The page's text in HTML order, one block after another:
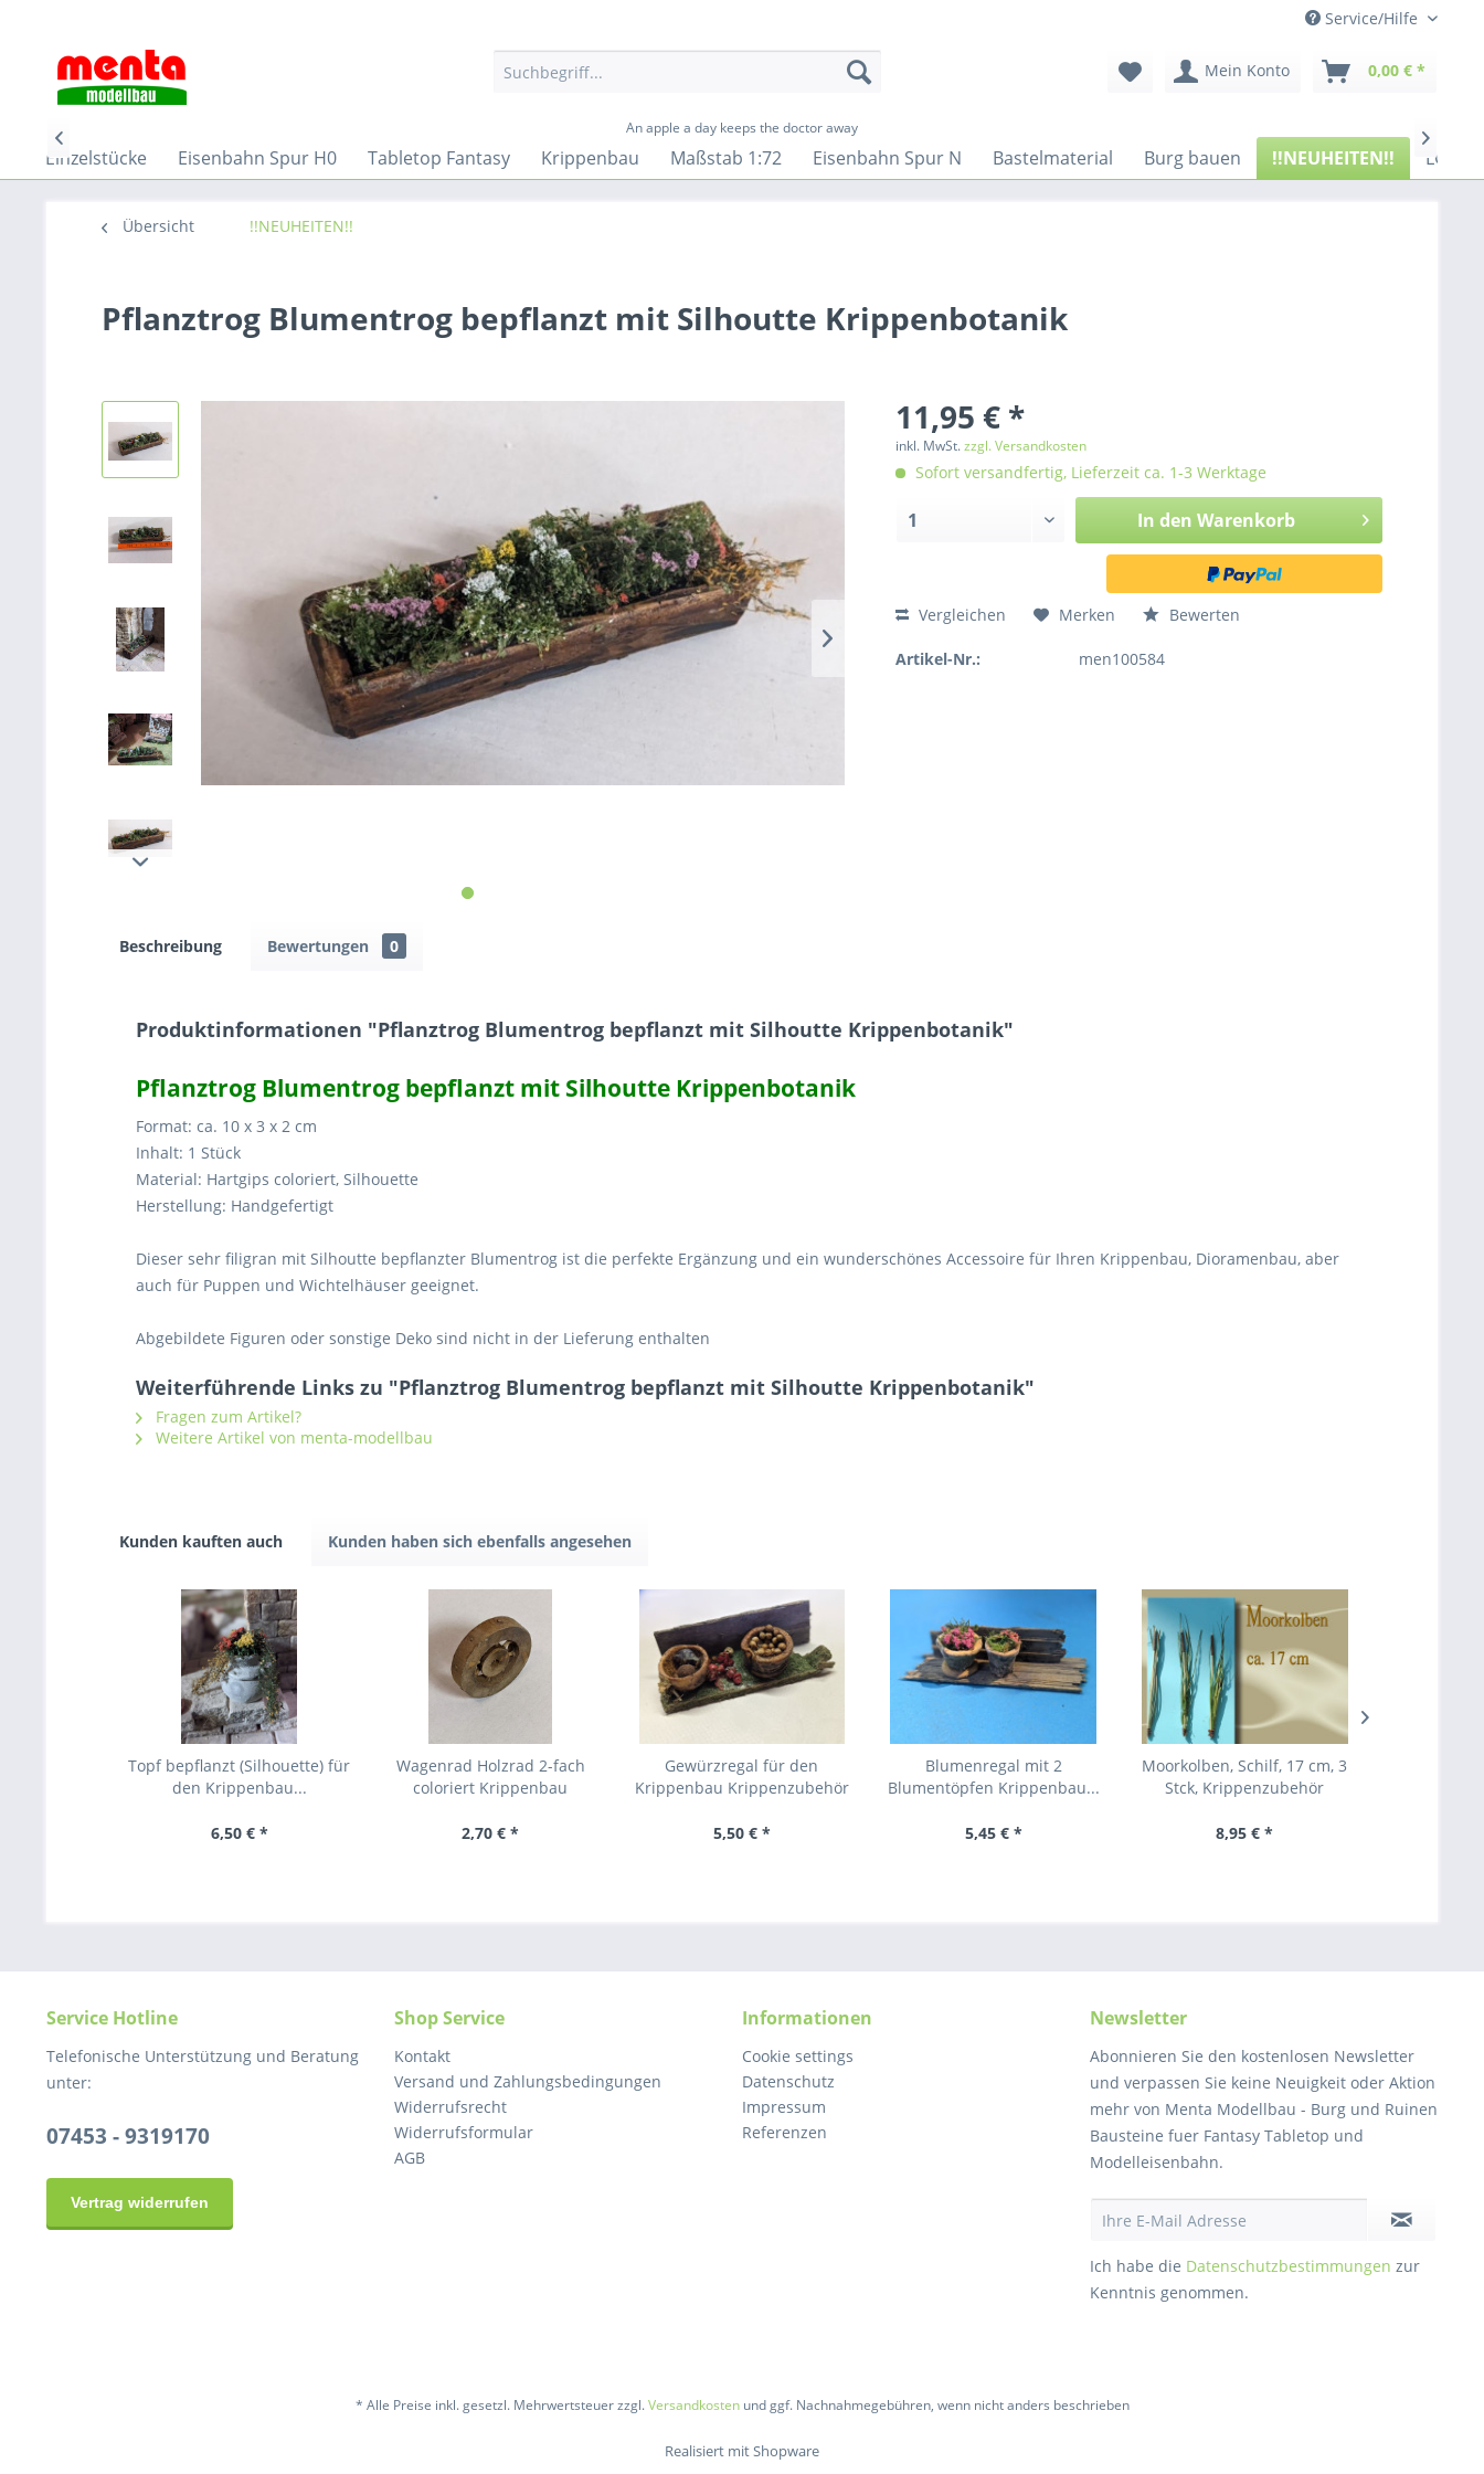
Service/Hilfe
Mein Konto 0,00 € *
An apple a day keeps the doctor away
Einzelstücke Eisenbahn Spur H0 Tabletop Fantasy Krippenbau Maßstab 1:72 Eisenbahn Spur N Bastelmaterial Burg bauen !!NEUHEITEN!! LGB
 
Übersicht !!NEUHEITEN!!
Pflanztrog Blumentrog bepflanzt mit Silhoutte Krippenbotanik
11,95 € *
inkl. MwSt.zzgl. Versandkosten
Sofort versandfertig, Lieferzeit ca. 1-3 Werktage
In den Warenkorb
Vergleichen Merken Bewerten
Artikel-Nr.: men100584
Beschreibung Bewertungen 0
Produktinformationen "Pflanztrog Blumentrog bepflanzt mit Silhoutte Krippenbotanik"
Pflanztrog Blumentrog bepflanzt mit Silhoutte Krippenbotanik
Format: ca. 10 x 3 x 2 cm
Inhalt: 1 Stück
Material: Hartgips coloriert, Silhouette
Herstellung: Handgefertigt
Dieser sehr filigran mit Silhoutte bepflanzter Blumentrog ist die perfekte Ergänzung und ein wunderschönes Accessoire für Ihren Krippenbau, Dioramenbau, aber
auch für Puppen und Wichtelhäuser geeignet.
Abgebildete Figuren oder sonstige Deko sind nicht in der Lieferung enthalten
Weiterführende Links zu "Pflanztrog Blumentrog bepflanzt mit Silhoutte Krippenbotanik"
Fragen zum Artikel?
Weitere Artikel von menta-modellbau
Kunden kauften auch Kunden haben sich ebenfalls angesehen
Topf bepflanzt (Silhouette) für
den Krippenbau...
6,50 € *
Wagenrad Holzrad 2-fach
coloriert Krippenbau
2,70 € *
Gewürzregal für den
Krippenbau Krippenzubehör
5,50 € *
Blumenregal mit 2
Blumentöpfen Krippenbau...
5,45 € *
Moorkolben, Schilf, 17 cm, 3
Stck, Krippenzubehör
8,95 € *
Service Hotline
Telefonische Unterstützung und Beratung
unter:
07453 - 9319170
Vertrag widerrufen
Shop Service
Kontakt
Versand und Zahlungsbedingungen
Widerrufsrecht
Widerrufsformular
AGB
Informationen
Cookie settings
Datenschutz
Impressum
Referenzen
Newsletter
Abonnieren Sie den kostenlosen Newsletter
und verpassen Sie keine Neuigkeit oder Aktion
mehr von Menta Modellbau - Burg und Ruinen
Bausteine fuer Fantasy Tabletop und
Modelleisenbahn.
Ich habe die Datenschutzbestimmungen zur
Kenntnis genommen.
* Alle Preise inkl. gesetzl. Mehrwertsteuer zzgl.Versandkostenund ggf. Nachnahmegebühren, wenn nicht anders beschrieben
Realisiert mit Shopware